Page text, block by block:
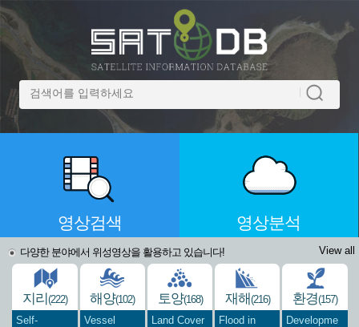
영상검색 영상분석
다양한 분야에서 위성영상을 활용하고 있습니다! View all
지리(222)
Self-
해양(102)
Vessel
토양(168)
Land Cover
재해(216)
Flood in
환경(157)
Developme